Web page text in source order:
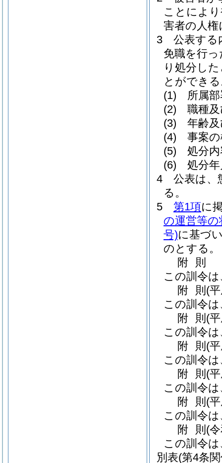
ことによ
害者の人
3
公表する
免職を行
り処分し
とができ
(1)
所属
(2)
職種
(3)
年齢
(4)
事案
(5)
処分
(6)
処分
4
公表は、
る。
5
第1項に
の運営等
号)に基づ
のとする。
附 則
この訓令
附 則 (
この訓令
附 則 (
この訓令
附 則 (
この訓令
附 則 (
この訓令
附 則 (
この訓令
附 則 (
この訓令
別表(第4条